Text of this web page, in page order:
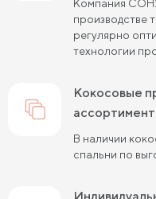
Пружинные матрасы
Жесткие матрасы
Матрасы средней
Жесткие пружинные
Жесткие беспружинные
Компания
производстве
регулярно
технологии
кокосовые пружинные матрасы в
В наличии
спальни по